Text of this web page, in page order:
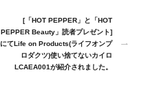
[「HOT PEPPER」と「HOT
PEPPER Beauty」読者プレゼント]
にてLife on Products(ライフオンプ
ロダクツ)使い捨てないカイロ
LCAEA001が紹介されました。